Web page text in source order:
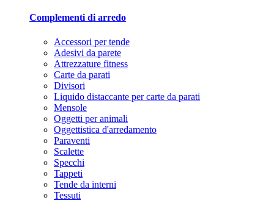
Complementi di arredo
Accessori per tende
Adesivi da parete
Attrezzature fitness
Carte da parati
Divisori
Liquido distaccante per carte da parati
Mensole
Oggetti per animali
Oggettistica d'arredamento
Paraventi
Scalette
Specchi
Tappeti
Tende da interni
Tessuti